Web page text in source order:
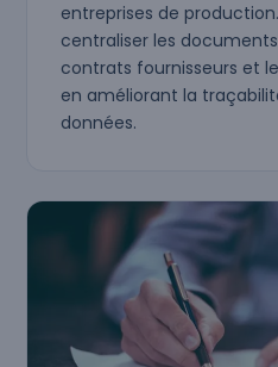
entreprises de
centraliser les
contrats fournisseurs et
en améliorant la
données.